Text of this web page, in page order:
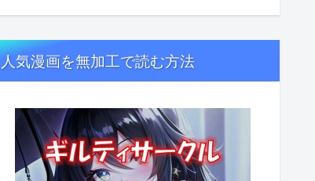
人気漫画を無加工で読む方法